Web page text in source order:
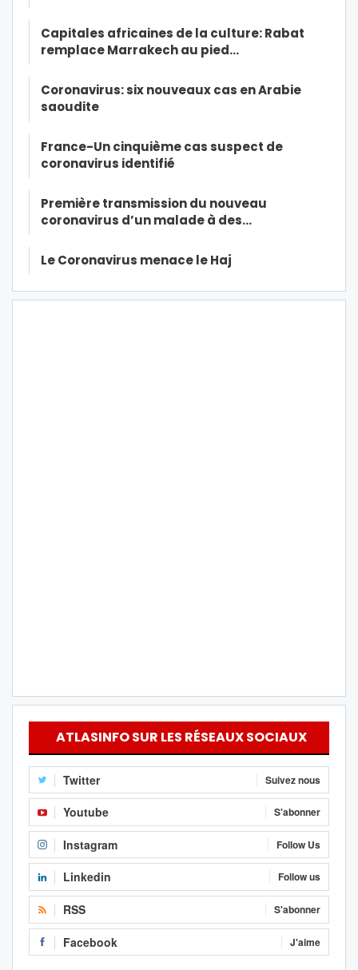
Capitales africaines de la culture: Rabat
remplace Marrakech au pied…
Coronavirus: six nouveaux cas en Arabie
saoudite
France-Un cinquième cas suspect de
coronavirus identifié
Première transmission du nouveau
coronavirus d’un malade à des…
Le Coronavirus menace le Haj
ATLASINFO SUR LES RÉSEAUX SOCIAUX
Twitter Suivez nous
Youtube S'abonner
Instagram Follow Us
Linkedin Follow us
RSS S'abonner
Facebook J'aime